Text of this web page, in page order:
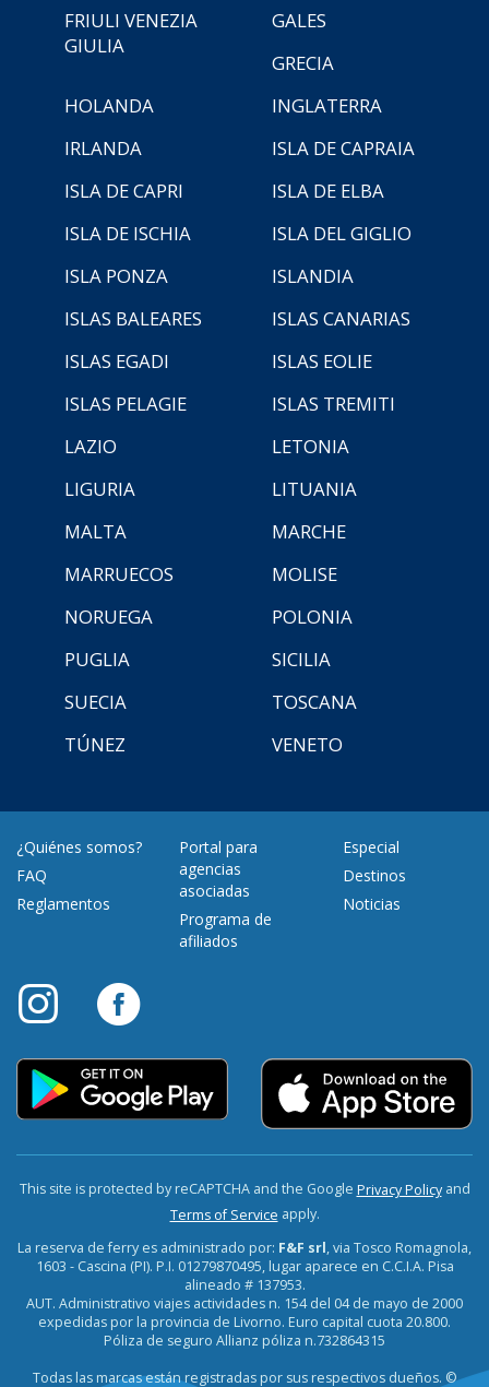
FRIULI VENEZIA
GIULIA
GALES
GRECIA
HOLANDA
INGLATERRA
IRLANDA
ISLA DE CAPRAIA
ISLA DE CAPRI
ISLA DE ELBA
ISLA DE ISCHIA
ISLA DEL GIGLIO
ISLA PONZA
ISLANDIA
ISLAS BALEARES
ISLAS CANARIAS
ISLAS EGADI
ISLAS EOLIE
ISLAS PELAGIE
ISLAS TREMITI
LAZIO
LETONIA
LIGURIA
LITUANIA
MALTA
MARCHE
MARRUECOS
MOLISE
NORUEGA
POLONIA
PUGLIA
SICILIA
SUECIA
TOSCANA
TÚNEZ
VENETO
¿Quiénes somos?
FAQ
Reglamentos
Portal para
agencias
asociadas
Programa de
afiliados
Especial
Destinos
Noticias
This site is protected by reCAPTCHA and the Google Privacy Policyand
Terms of Service apply.
La reserva de ferry es administrado por: F&F srl, via Tosco Romagnola,
1603 - Cascina (PI). P.I. 01279870495, lugar aparece en C.C.I.A. Pisa
alineado # 137953.
AUT. Administrativo viajes actividades n. 154 del 04 de mayo de 2000
expedidas por la provincia de Livorno. Euro capital cuota 20.800.
Póliza de seguro Allianz póliza n.732864315
Todas las marcas están registradas por sus respectivos dueños. ©